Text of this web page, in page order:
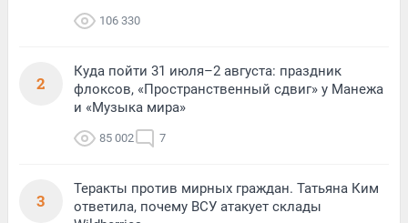
106 330
2
Куда пойти 31 июля–2 августа: праздник
флоксов, «Пространственный сдвиг» у Манежа
и «Музыка мира»
85 002 7
3
Теракты против мирных граждан. Татьяна Ким
ответила, почему ВСУ атакует склады